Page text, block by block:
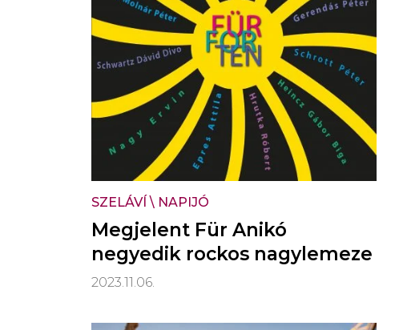
SZELÁVÍ \ NAPIJÓ
Megjelent Für Anikó
negyedik rockos nagylemeze
2023.11.06.